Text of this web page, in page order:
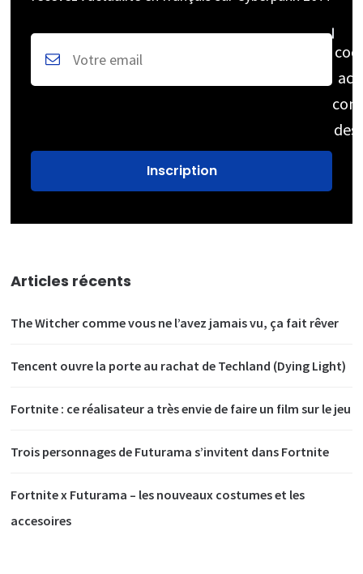
des
Articles récents
The Witcher comme vous ne l’avez jamais vu, ça fait rêver
Tencent ouvre la porte au rachat de Techland (Dying Light)
Fortnite : ce réalisateur a très envie de faire un film sur le jeu
Trois personnages de Futurama s’invitent dans Fortnite
Fortnite x Futurama – les nouveaux costumes et les
accesoires